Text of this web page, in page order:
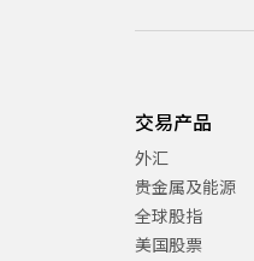
交易产品
外汇
贵金属及能源
全球股指
美国股票